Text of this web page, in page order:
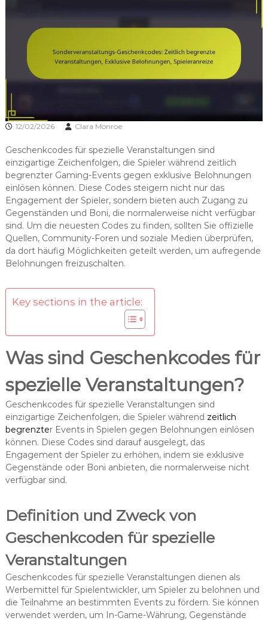
12/02/2026 Clara Monroe
Geschenkcodes für spezielle Veranstaltungen sind
einzigartige Zeichenfolgen, die Spieler während zeitlich
begrenzter Gaming-Events gegen exklusive Belohnungen
einlösen können. Diese Codes steigern nicht nur das
Engagement der Spieler, sondern bieten auch Zugang zu
Gegenständen und Boni, die normalerweise nicht verfügbar
sind. Um die neuesten Codes zu finden, sollten Sie offizielle
Quellen, Community-Foren und soziale Medien überprüfen,
da dort häufig Möglichkeiten geteilt werden, um aufregende
Belohnungen freizuschalten.
Key sections in the article:
Was sind Geschenkcodes für
spezielle Veranstaltungen?
Geschenkcodes für spezielle Veranstaltungen sind
einzigartige Zeichenfolgen, die Spieler während zeitlich
begrenzter Events in Spielen gegen Belohnungen einlösen
können. Diese Codes sind darauf ausgelegt, das
Engagement der Spieler zu erhöhen, indem sie exklusive
Gegenstände oder Boni anbieten, die normalerweise nicht
verfügbar sind.
Definition und Zweck von
Geschenkcoden für spezielle
Veranstaltungen
Geschenkcodes für spezielle Veranstaltungen dienen als
Werbemittel für Spielentwickler, um Spieler zu belohnen und
die Teilnahme an bestimmten Events zu fördern. Sie können
verwendet werden, um In-Game-Währung, Gegenstände